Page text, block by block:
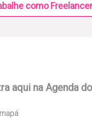
como Freelancer
aqui na Agenda